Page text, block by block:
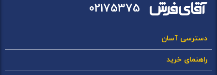
02175375
دسترسی آسان
راهنمای خرید